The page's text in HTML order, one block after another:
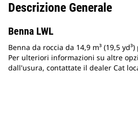
Descrizione Generale
Benna LWL
Benna da roccia da 14,9 m³ (19,5
Per ulteriori informazioni su altre
dall'usura, contattate il dealer Cat